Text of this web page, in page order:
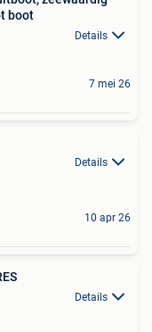
boot
Details
7 mei 26
Details
10 apr 26
Details